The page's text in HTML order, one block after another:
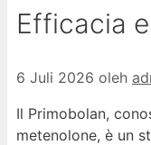
Efficacia
6 Juli 2026 oleh
Il Primobolan,
metenolone, è un